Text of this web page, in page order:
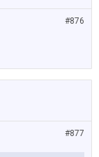
#876
#877